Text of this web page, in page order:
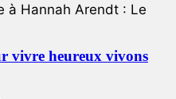
à Hannah Arendt : Le
vivre heureux vivons